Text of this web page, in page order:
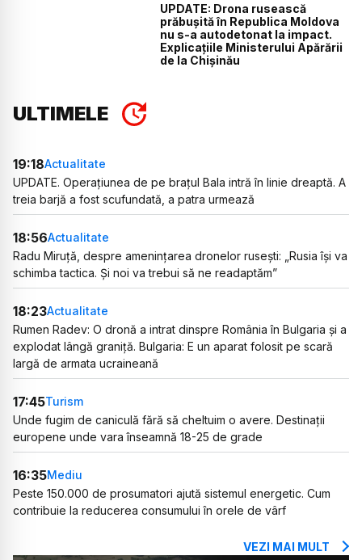
UPDATE: Drona rusească
prăbușită în Republica Moldova
nu s-a autodetonat la impact.
Explicațiile Ministerului Apărării
de la Chișinău
ULTIMELE
19:18Actualitate
UPDATE. Operațiunea de pe brațul Bala intră în linie dreaptă. A
treia barjă a fost scufundată, a patra urmează
18:56Actualitate
Radu Miruță, despre amenințarea dronelor rusești: „Rusia își va
schimba tactica. Și noi va trebui să ne readaptăm”
18:23Actualitate
Rumen Radev: O dronă a intrat dinspre România în Bulgaria și a
explodat lângă graniță. Bulgaria: E un aparat folosit pe scară
largă de armata ucraineană
17:45Turism
Unde fugim de caniculă fără să cheltuim o avere. Destinații
europene unde vara înseamnă 18-25 de grade
16:35Mediu
Peste 150.000 de prosumatori ajută sistemul energetic. Cum
contribuie la reducerea consumului în orele de vârf
VEZI MAI MULT